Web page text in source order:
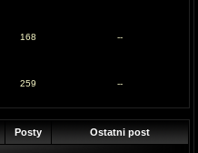
168 --
259 --
Posty Ostatni post